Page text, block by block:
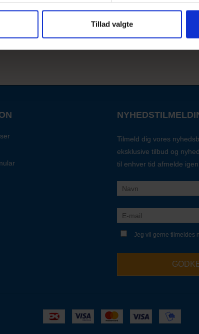
Tillad valgte
Tilmeld dig vores
eksklusive tilbud og
til enhver tid afmelde
Jeg vil gerne tilmeldes